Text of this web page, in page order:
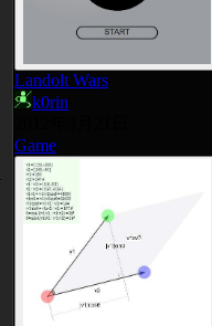
Landolt Wars
k0rin
Game